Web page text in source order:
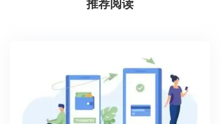
推荐阅读